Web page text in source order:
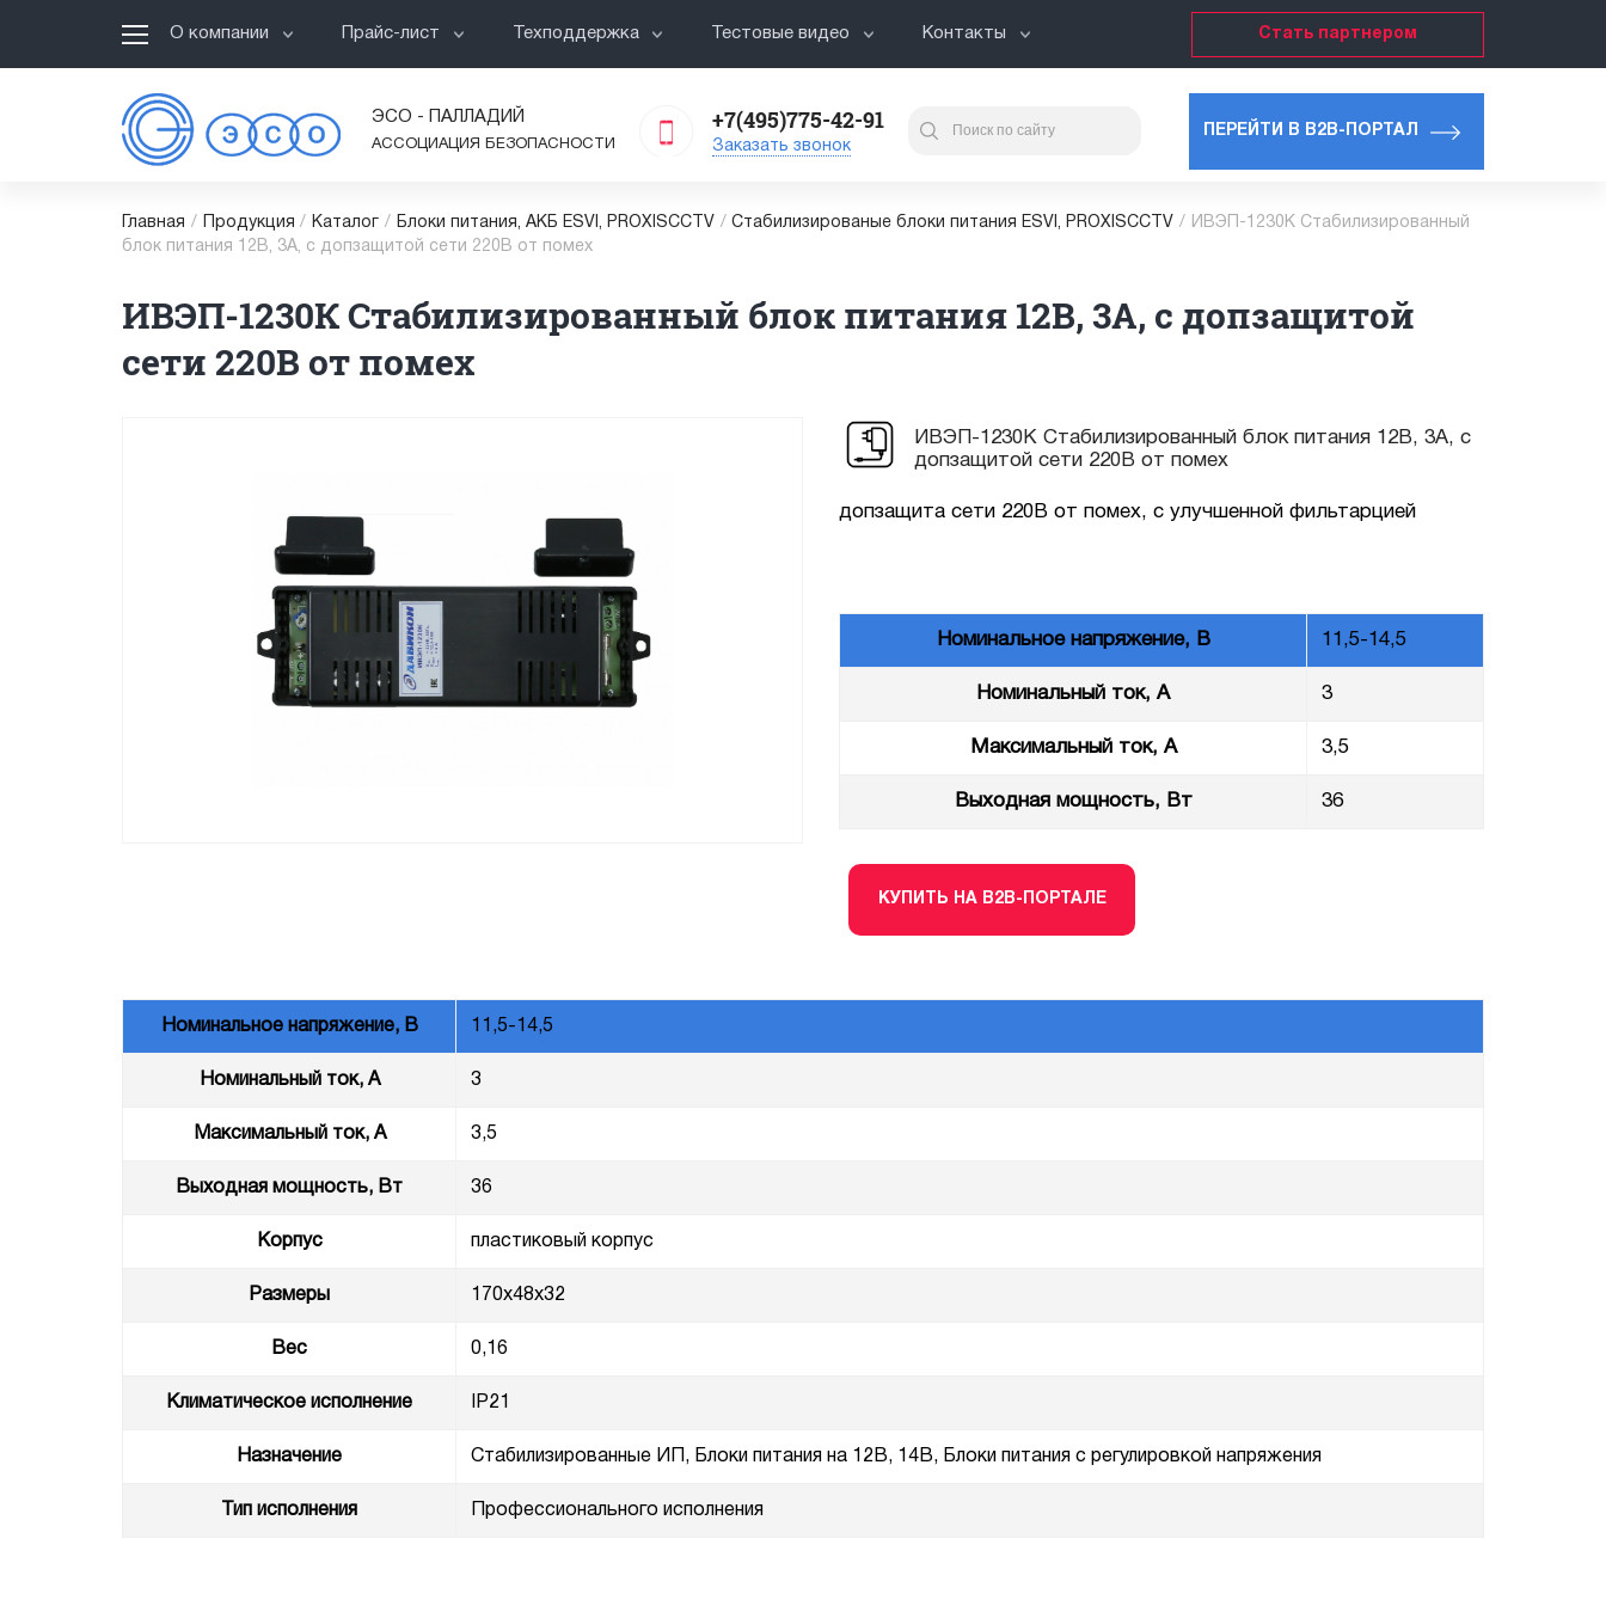
О компании Прайс-лист Техподдержка Тестовые видео Контакты Стать партнером
ЭСО - ПАЛЛАДИЙ
АССОЦИАЦИЯ БЕЗОПАСНОСТИ
+7(495)775-42-91
Заказать звонок
ПЕРЕЙТИ В B2B-ПОРТАЛ
Главная / Продукция / Каталог / Блоки питания, АКБ ESVI, PROXISCCTV / Cтабилизированые блоки питания ESVI, PROXISCCTV /
ИВЭП-1230К Стабилизированный
блок питания 12В, 3А, с допзащитой сети 220В от помех
ИВЭП-1230К Стабилизированный блок питания 12В, 3А, с допзащитой
сети 220В от помех
ИВЭП-1230К Стабилизированный блок питания 12В, 3А, с
допзащитой сети 220В от помех
допзащита сети 220В от помех, с улучшенной фильтарцией
Номинальное напряжение, В 11,5-14,5
Номинальный ток, А 3
Максимальный ток, А 3,5
Выходная мощность, Вт 36
КУПИТЬ НА B2B-ПОРТАЛЕ
Номинальное напряжение, В 11,5-14,5
Номинальный ток, А 3
Максимальный ток, А 3,5
Выходная мощность, Вт 36
Корпус пластиковый корпус
Размеры 170x48x32
Вес 0,16
Климатическое исполнение IP21
Назначение Стабилизированные ИП, Блоки питания на 12В, 14В, Блоки питания с регулировкой напряжения
Тип исполнения Профессионального исполнения